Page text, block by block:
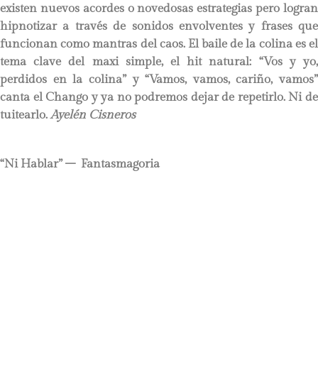
existen nuevos acordes o novedosas estrategias pero logran
hipnotizar a través de sonidos envolventes y frases que
funcionan como mantras del caos. El baile de la colina es el
tema clave del maxi simple, el hit natural: “Vos y yo,
perdidos en la colina” y “Vamos, vamos, cariño, vamos”
canta el Chango y ya no podremos dejar de repetirlo. Ni de
tuitearlo.Ayelén Cisneros
“Ni Hablar” – Fantasmagoria